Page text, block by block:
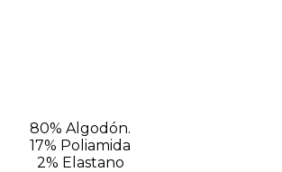
80% Algodón.
17% Poliamida
2% Elastano